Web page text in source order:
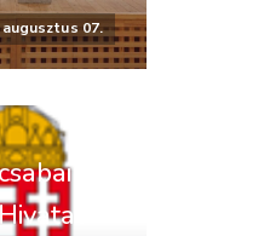
augusztus 07.